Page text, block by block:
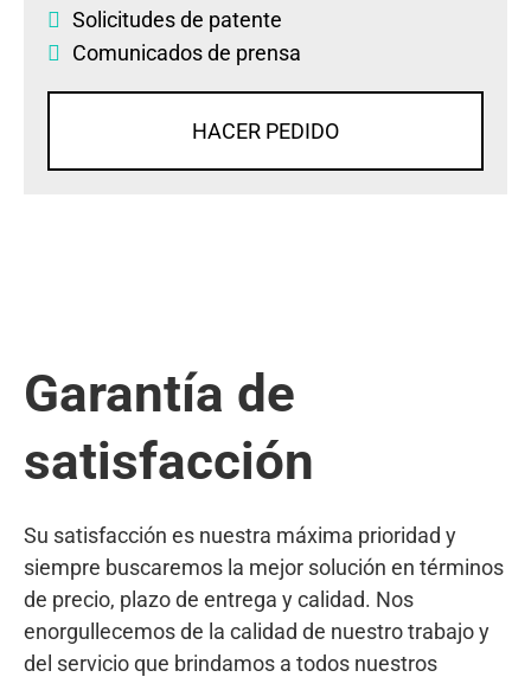
Solicitudes de patente
Comunicados de prensa
HACER PEDIDO
Garantía de
satisfacción
Su satisfacción es nuestra máxima prioridad y
siempre buscaremos la mejor solución en términos
de precio, plazo de entrega y calidad. Nos
enorgullecemos de la calidad de nuestro trabajo y
del servicio que brindamos a todos nuestros